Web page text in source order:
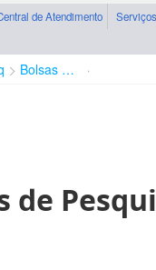
de Atendimento Serviços
Bolsas e Auxílios Vigentes
de